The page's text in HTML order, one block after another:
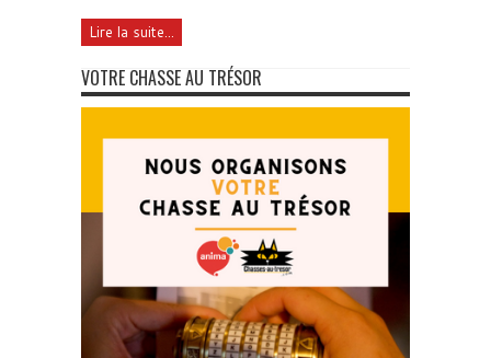
Lire la suite...
VOTRE CHASSE AU TRÉSOR